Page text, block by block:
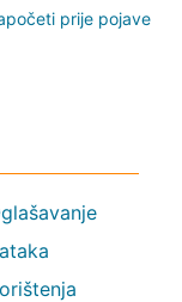
prije pojave